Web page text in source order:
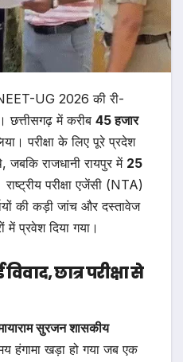
UG 2026 की री-
छत्तीसगढ़ में करीब 45 हजार
परीक्षा के लिए पूरे प्रदेश
जबकि राजधानी रायपुर में 25
परीक्षा एजेंसी (NTA)
की कड़ी जांच और दस्तावेज
में प्रवेश दिया गया।
छात्र परीक्षा से
सुरजन शासकीय
हंगामा खड़ा हो गया जब एक